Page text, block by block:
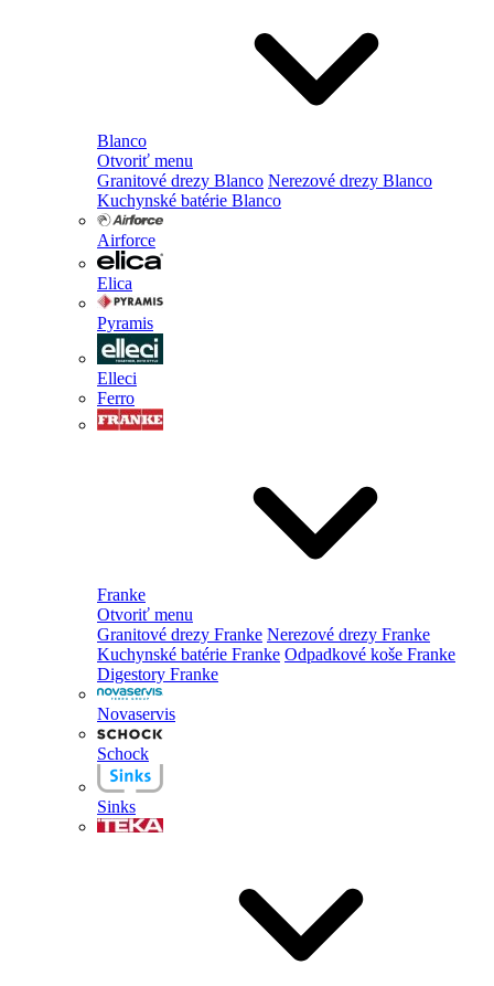
Blanco
Otvoriť menu
Granitové drezy Blanco Nerezové drezy Blanco
Kuchynské batérie Blanco
Airforce
Elica
Pyramis
Elleci
Ferro
Franke
Otvoriť menu
Granitové drezy Franke Nerezové drezy Franke
Kuchynské batérie Franke Odpadkové koše Franke
Digestory Franke
Novaservis
Schock
Sinks